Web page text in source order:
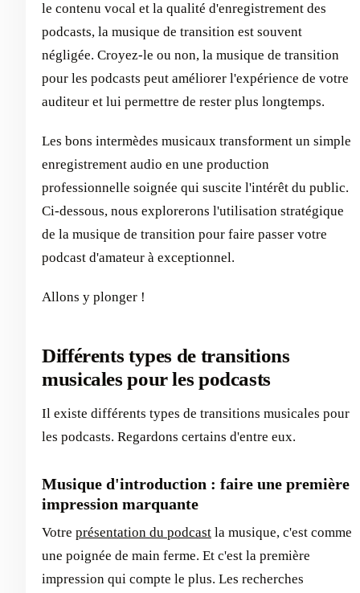
le contenu vocal et la qualité d'enregistrement des
podcasts, la musique de transition est souvent
négligée. Croyez-le ou non, la musique de transition
pour les podcasts peut améliorer l'expérience de votre
auditeur et lui permettre de rester plus longtemps.
Les bons intermèdes musicaux transforment un simple
enregistrement audio en une production
professionnelle soignée qui suscite l'intérêt du public.
Ci-dessous, nous explorerons l'utilisation stratégique
de la musique de transition pour faire passer votre
podcast d'amateur à exceptionnel.
Allons y plonger !
Différents types de transitions
musicales pour les podcasts
Il existe différents types de transitions musicales pour
les podcasts. Regardons certains d'entre eux.
Musique d'introduction : faire une première
impression marquante
Votre présentation du podcast la musique, c'est comme
une poignée de main ferme. Et c'est la première
impression qui compte le plus. Les recherches